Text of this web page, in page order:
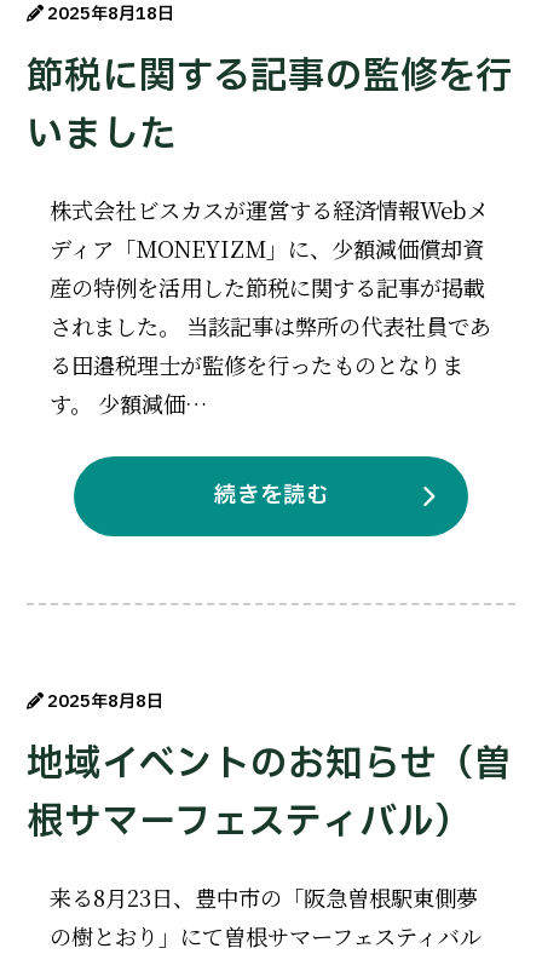
2025年8月18日
節税に関する記事の監修を行
いました
株式会社ビスカスが運営する経済情報Webメ
ディア「MONEYIZM」に、少額減価償却資
産の特例を活用した節税に関する記事が掲載
されました。 当該記事は弊所の代表社員であ
る田邉税理士が監修を行ったものとなりま
す。 少額減価…
続きを読む
2025年8月8日
地域イベントのお知らせ（曽
根サマーフェスティバル）
来る8月23日、豊中市の「阪急曽根駅東側夢
の樹とおり」にて曽根サマーフェスティバル